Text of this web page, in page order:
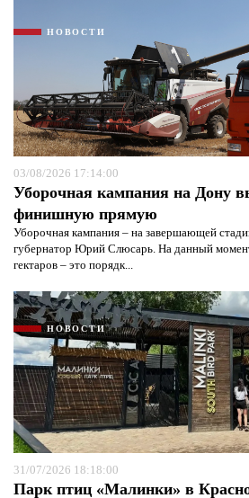
НОВОСТИ
03/08/2026 17:14:00
Уборочная кампания на Дону
финишную прямую
Уборочная кампания – на завершающей
губернатор Юрий Слюсарь. На данный
гектаров – это порядк...
НОВОСТИ
31/07/2026 18:18:00
Парк птиц «Малинки» в